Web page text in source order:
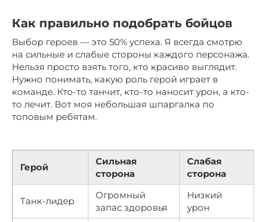
Как правильно подобрать бойцов
Выбор героев — это 50% успеха. Я всегда смотрю
на сильные и слабые стороны каждого персонажа.
Нельзя просто взять того, кто красиво выглядит.
Нужно понимать, какую роль герой играет в
команде. Кто-то танчит, кто-то наносит урон, а кто-
то лечит. Вот моя небольшая шпаргалка по
топовым ребятам.
Герой
Сильная
сторона
Слабая
сторона
Танк-лидер
Огромный
запас здоровья
Низкий
урон